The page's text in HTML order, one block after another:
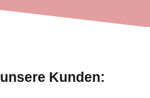
Kunden: